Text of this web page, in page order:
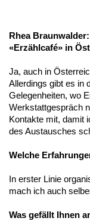
Rhea
«Erzählcafé» in
Ja, auch in
Allerdings gibt es in
Gelegenheiten, wo
Werkstattgespräch
Kontakte mit, damit
des Austausches
Welche
In erster Linie
mach ich auch
Was gefällt Ihnen